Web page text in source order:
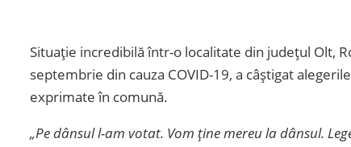
Situație incredibilă într-o localitate din județul Olt,
septembrie din cauza COVID-19, a câștigat
exprimate în comună.
„Pe dânsul l-am votat. Vom ține mereu la dânsul.